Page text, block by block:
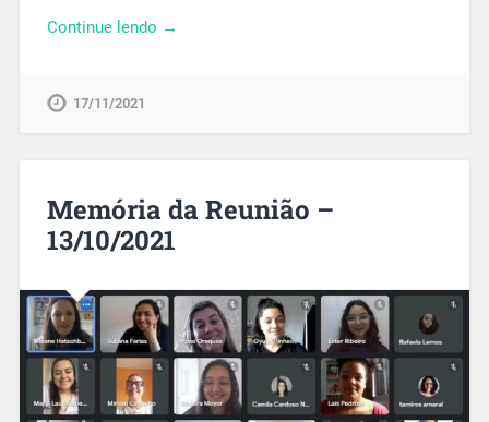
Continue lendo →
17/11/2021
Memória da Reunião –
13/10/2021